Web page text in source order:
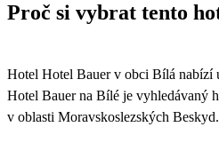
Proč si vybrat tento
Hotel Hotel Bauer v obci Bílá nabízí
Hotel Bauer na Bílé je vyhledávaný
v oblasti Moravskoslezských Beskyd.